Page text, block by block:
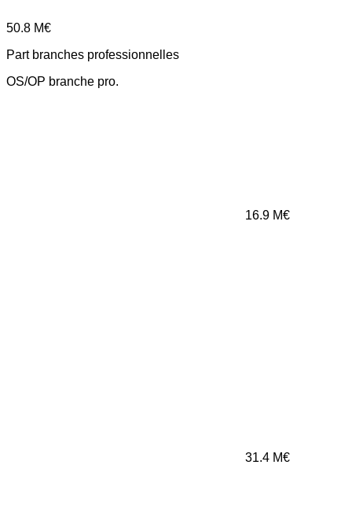
50.8 M€
Part branches professionnelles
OS/OP branche pro.
16.9 M€
31.4 M€